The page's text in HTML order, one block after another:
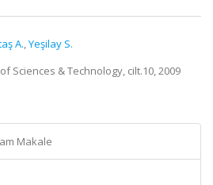
A.,Yeşilay S.
Sciences & Technology, cilt.10, 2009
Makale